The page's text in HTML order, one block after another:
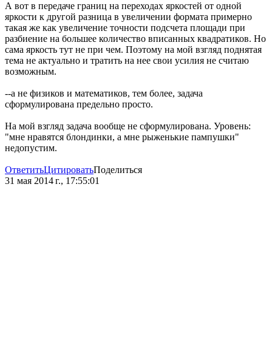
А вот в передаче границ на переходах яркостей от одной
яркости к другой разница в увеличении формата примерно
такая же как увеличение точности подсчета площади при
разбиение на большее количество вписанных квадратиков. Но
сама яркость тут не при чем. Поэтому на мой взгляд поднятая
тема не актуально и тратить на нее свои усилия не считаю
возможным.
--а не физиков и математиков, тем более, задача
сформулирована предельно просто.
На мой взгляд задача вообще не сформулирована. Уровень:
"мне нравятся блондинки, а мне рыженькие пампушки"
недопустим.
ОтветитьЦитироватьПоделиться
31 мая 2014 г., 17:55:01